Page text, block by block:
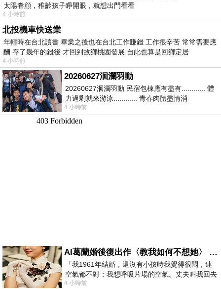
太陽眷顧，稚齡孩子睜開眼，就想出門看看
4 小時前
北投機車快送業
年輕時在台北讀書 畢業之後也在台北工作賺錢 工作很辛苦 常常需要應
酬 存了幾年的錢後 才回到故鄉桃園發展 自此也算是回鄉定居
4 小時前
20260627洄瀾羽動
20260627洄瀾羽動 民宿包棟應有盡有............ 體
力過剩就來游泳............ 青春肉體盡情消
磨............ 晚餐不必
4 小時前
AI葛蘭婚後復出作〈教我如何不想她〉 #戀上老電影 #葛蘭 #粟子
「我1961年結婚，還沒有小孩時我覺得很悶，連
空氣都不對；我想呼吸片場的空氣。丈夫叫我回去
試試看……拍了〈教我如何不想她〉（1963
4 小時前